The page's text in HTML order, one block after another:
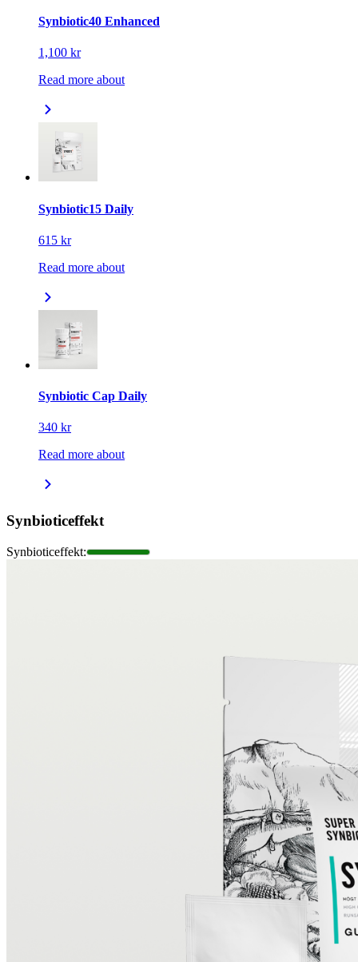
Synbiotic40 Enhanced
1,100 kr
Read more about
Synbiotic15 Daily
615 kr
Read more about
Synbiotic Cap Daily
340 kr
Read more about
Synbioticeffekt
Synbioticeffekt: